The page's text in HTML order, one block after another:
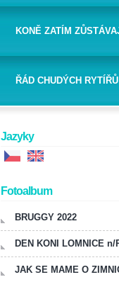
KONĚ ZATÍM
ŘÁD CHUDÝCH
Jazyky
Fotoalbum
BRUGGY 2022
DEN KONI LOMNICE n/
JAK SE MAME O